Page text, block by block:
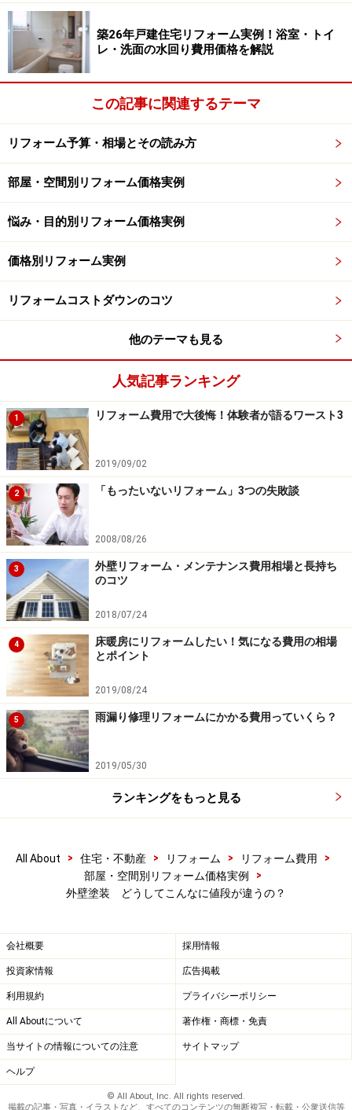
築26年戸建住宅リフォーム実例！浴室・トイ
レ・洗面の水回り費用価格を解説
この記事に関連するテーマ
リフォーム予算・相場とその読み方
部屋・空間別リフォーム価格実例
悩み・目的別リフォーム価格実例
価格別リフォーム実例
リフォームコストダウンのコツ
他のテーマも見る
人気記事ランキング
1 リフォーム費用で大後悔！体験者が語るワースト3
2019/09/02
2 「もったいないリフォーム」3つの失敗談
2008/08/26
3
外壁リフォーム・メンテナンス費用相場と長持ち
のコツ
2018/07/24
4
床暖房にリフォームしたい！気になる費用の相場
とポイント
2019/08/24
5 雨漏り修理リフォームにかかる費用っていくら？
2019/05/30
ランキングをもっと見る
All About > 住宅・不動産 > リフォーム > リフォーム費用
>
部屋・空間別リフォーム価格実例
>
外壁塗装 どうしてこんなに値段が違うの？
会社概要 採用情報
投資家情報 広告掲載
利用規約 プライバシーポリシー
All Aboutについて 著作権・商標・免責
当サイトの情報についての注意 サイトマップ
ヘルプ
© All About, Inc. All rights reserved.
掲載の記事・写真・イラストなど、すべてのコンテンツの無断複写・転載・公衆送信等